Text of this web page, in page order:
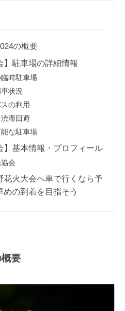
の概要
】駐車場の詳細情報
時駐車場
状況
の利用
滞回避
な駐車場
】基本情報・プロフィール
会
花火大会へ車で行くなら予
めの到着を目指そう
要